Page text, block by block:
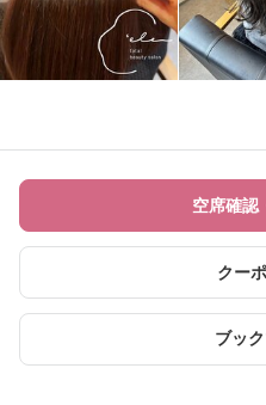
空席確認
クー
ブッ